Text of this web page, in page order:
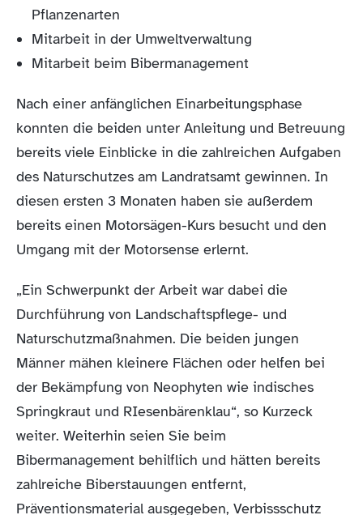
Pflanzenarten
Mitarbeit in der Umweltverwaltung
Mitarbeit beim Bibermanagement
Nach einer anfänglichen Einarbeitungsphase
konnten die beiden unter Anleitung und Betreuung
bereits viele Einblicke in die zahlreichen Aufgaben
des Naturschutzes am Landratsamt gewinnen. In
diesen ersten 3 Monaten haben sie außerdem
bereits einen Motorsägen-Kurs besucht und den
Umgang mit der Motorsense erlernt.
„Ein Schwerpunkt der Arbeit war dabei die
Durchführung von Landschaftspflege- und
Naturschutzmaßnahmen. Die beiden jungen
Männer mähen kleinere Flächen oder helfen bei
der Bekämpfung von Neophyten wie indisches
Springkraut und RIesenbärenklau“, so Kurzeck
weiter. Weiterhin seien Sie beim
Bibermanagement behilflich und hätten bereits
zahlreiche Biberstauungen entfernt,
Präventionsmaterial ausgegeben, Verbissschutz